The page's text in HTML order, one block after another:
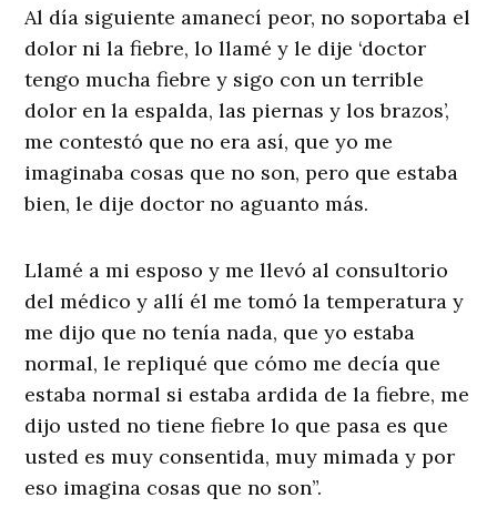
Al día siguiente amanecí peor, no soportaba el
dolor ni la fiebre, lo llamé y le dije ‘doctor
tengo mucha fiebre y sigo con un terrible
dolor en la espalda, las piernas y los brazos’,
me contestó que no era así, que yo me
imaginaba cosas que no son, pero que estaba
bien, le dije doctor no aguanto más.
Llamé a mi esposo y me llevó al consultorio
del médico y allí él me tomó la temperatura y
me dijo que no tenía nada, que yo estaba
normal, le repliqué que cómo me decía que
estaba normal si estaba ardida de la fiebre, me
dijo usted no tiene fiebre lo que pasa es que
usted es muy consentida, muy mimada y por
eso imagina cosas que no son”.